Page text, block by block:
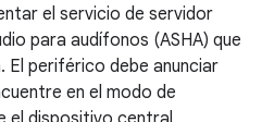
el servicio de servidor
para audífonos (ASHA) que
El periférico debe anunciar
en el modo de